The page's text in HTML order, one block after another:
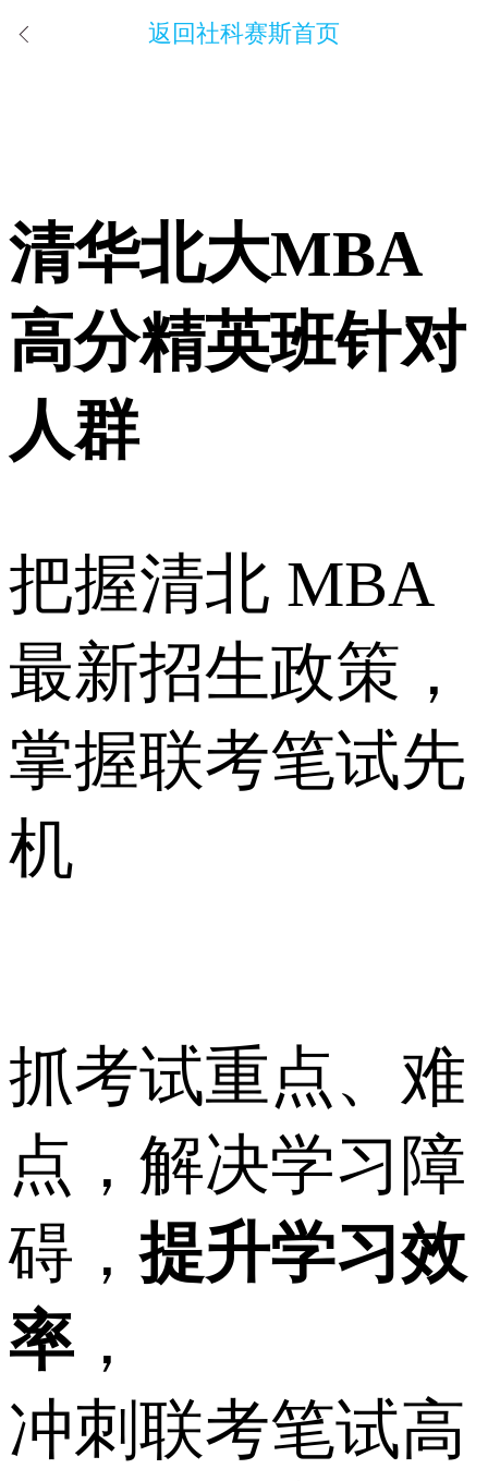
返回社科赛斯首页
清华北大MBA
高分精英班针对
人群
把握清北 MBA
最新招生政策，
掌握联考笔试先
机
抓考试重点、难
点，解决学习障
碍，提升学习效
率 ，
冲刺联考笔试高